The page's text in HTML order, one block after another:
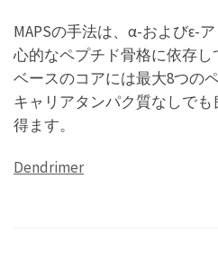
MAPSの手法は、α-およびε-
心的なペプチド骨格に依存
ベースのコアには最大8つの
キャリアタンパク質なしで
得ます。
Dendrimer